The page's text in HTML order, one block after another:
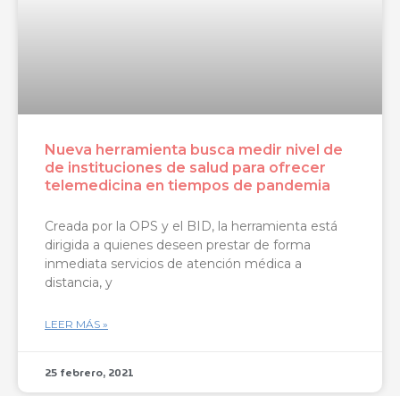
Nueva herramienta busca medir nivel de
de instituciones de salud para ofrecer
telemedicina en tiempos de pandemia
Creada por la OPS y el BID, la herramienta está
dirigida a quienes deseen prestar de forma
inmediata servicios de atención médica a
distancia, y
LEER MÁS »
25 febrero, 2021